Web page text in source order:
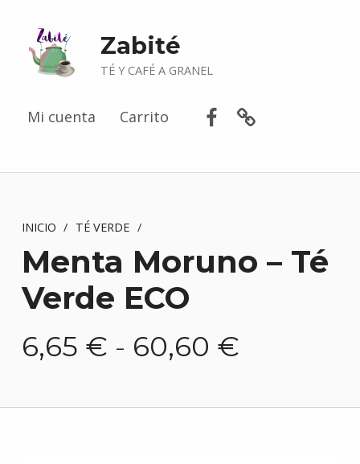
Zabité
TÉ Y CAFÉ A GRANEL
Mi cuenta Carrito
INICIO / TÉ VERDE /
Menta Moruno – Té
Verde ECO
6,65 € - 60,60 €Rango de precios: desde 6,65 € hasta 60,60 €